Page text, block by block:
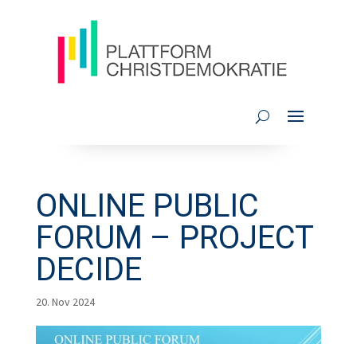
ONLINE PUBLIC
FORUM – PROJECT
DECIDE
20. Nov 2024